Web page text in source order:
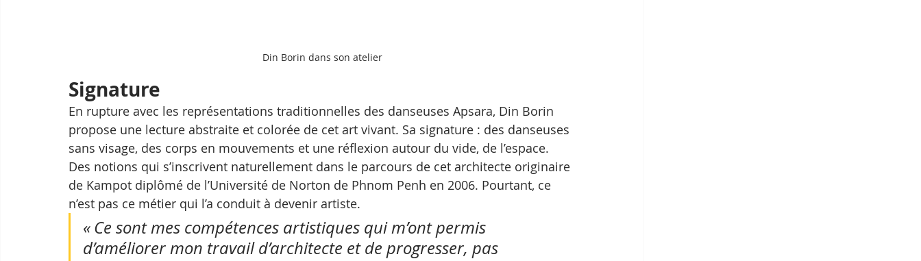
Din Borin dans son atelier
Signature
En rupture avec les représentations traditionnelles des danseuses Apsara, Din Borin
propose une lecture abstraite et colorée de cet art vivant. Sa signature : des danseuses
sans visage, des corps en mouvements et une réflexion autour du vide, de l’espace.
Des notions qui s’inscrivent naturellement dans le parcours de cet architecte originaire
de Kampot diplômé de l’Université de Norton de Phnom Penh en 2006. Pourtant, ce
n’est pas ce métier qui l’a conduit à devenir artiste.
« Ce sont mes compétences artistiques qui m’ont permis
d’améliorer mon travail d’architecte et de progresser, pas